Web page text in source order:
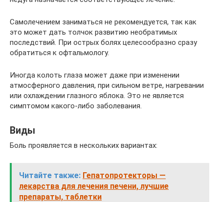
Самолечением заниматься не рекомендуется, так как
это может дать толчок развитию необратимых
последствий. При острых болях целесообразно сразу
обратиться к офтальмологу.
Иногда колоть глаза может даже при изменении
атмосферного давления, при сильном ветре, нагревании
или охлаждении глазного яблока. Это не является
симптомом какого-либо заболевания.
Виды
Боль проявляется в нескольких вариантах:
Читайте также: Гепатопротекторы —
лекарства для лечения печени, лучшие
препараты, таблетки